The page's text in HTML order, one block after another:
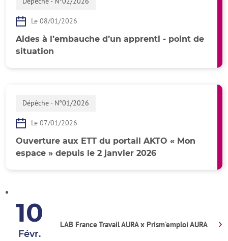
Le 08/01/2026
Aides à l’embauche d’un apprenti - point de
situation
Dépêche - N°01/2026
Le 07/01/2026
Ouverture aux ETT du portail AKTO « Mon
espace » depuis le 2 janvier 2026
10
Févr.
LAB France Travail AURA x Prism'emploi AURA